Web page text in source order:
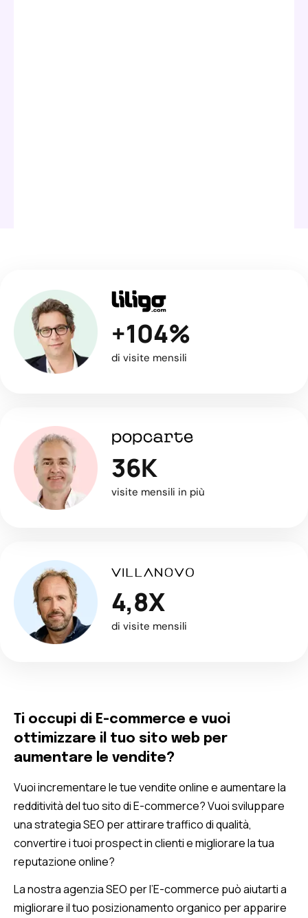
+104%
di visite mensili
36K
visite mensili in più
4,8X
di visite mensili
Ti occupi di E-commerce e vuoi
ottimizzare il tuo sito web per
aumentare le vendite?
Vuoi incrementare le tue vendite online e aumentare la
redditività del tuo sito di E-commerce? Vuoi sviluppare
una strategia SEO per attirare traffico di qualità,
convertire i tuoi prospect in clienti e migliorare la tua
reputazione online?
La nostra agenzia SEO per l’E-commerce può aiutarti a
migliorare il tuo posizionamento organico per apparire